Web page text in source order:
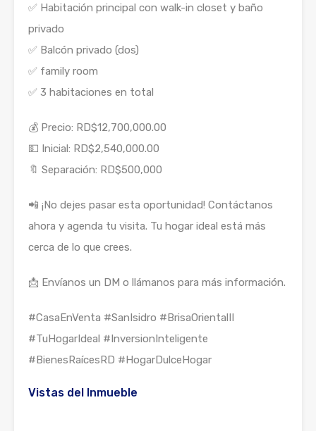
✅ Habitación principal con walk-in closet y baño
privado
✅ Balcón privado (dos)
✅ family room
✅ 3 habitaciones en total
💰 Precio: RD$12,700,000.00
💵 Inicial: RD$2,540,000.00
🔖 Separación: RD$500,000
📲 ¡No dejes pasar esta oportunidad! Contáctanos
ahora y agenda tu visita. Tu hogar ideal está más
cerca de lo que crees.
📩 Envíanos un DM o llámanos para más información.
#CasaEnVenta #SanIsidro #BrisaOrientalII
#TuHogarIdeal #InversionInteligente
#BienesRaícesRD #HogarDulceHogar
Vistas del Inmueble